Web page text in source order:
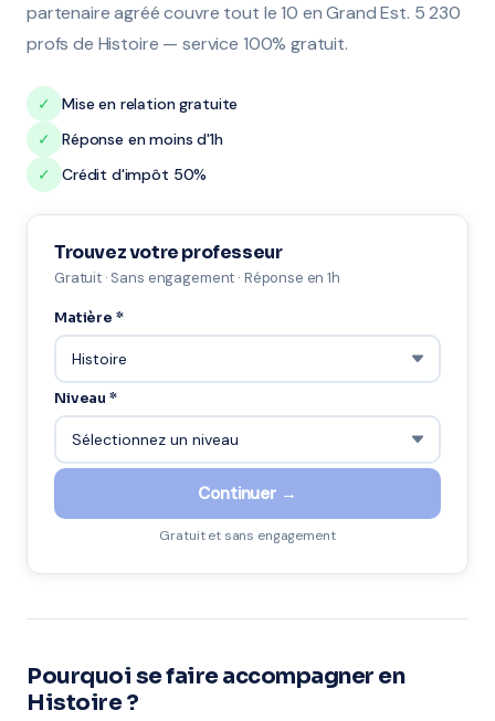
partenaire agréé couvre tout le 10 en Grand Est. 5 230
profs de Histoire — service 100% gratuit.
✓
Mise en relation gratuite
✓
Réponse en moins d'1h
✓
Crédit d'impôt 50%
Trouvez votre professeur
Gratuit · Sans engagement · Réponse en 1h
Matière *
Niveau *
Continuer →
Gratuit et sans engagement
Pourquoi se faire accompagner en
Histoire ?